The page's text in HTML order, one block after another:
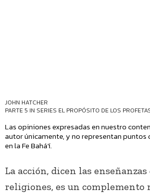
JOHN HATCHER
PARTE 5 IN SERIES EL PROPÓSITO DE LOS
Las opiniones expresadas en nuestro
autor únicamente, y no representan
en la Fe Bahá’í.
La acción, dicen las enseñanzas
religiones, es un complemento